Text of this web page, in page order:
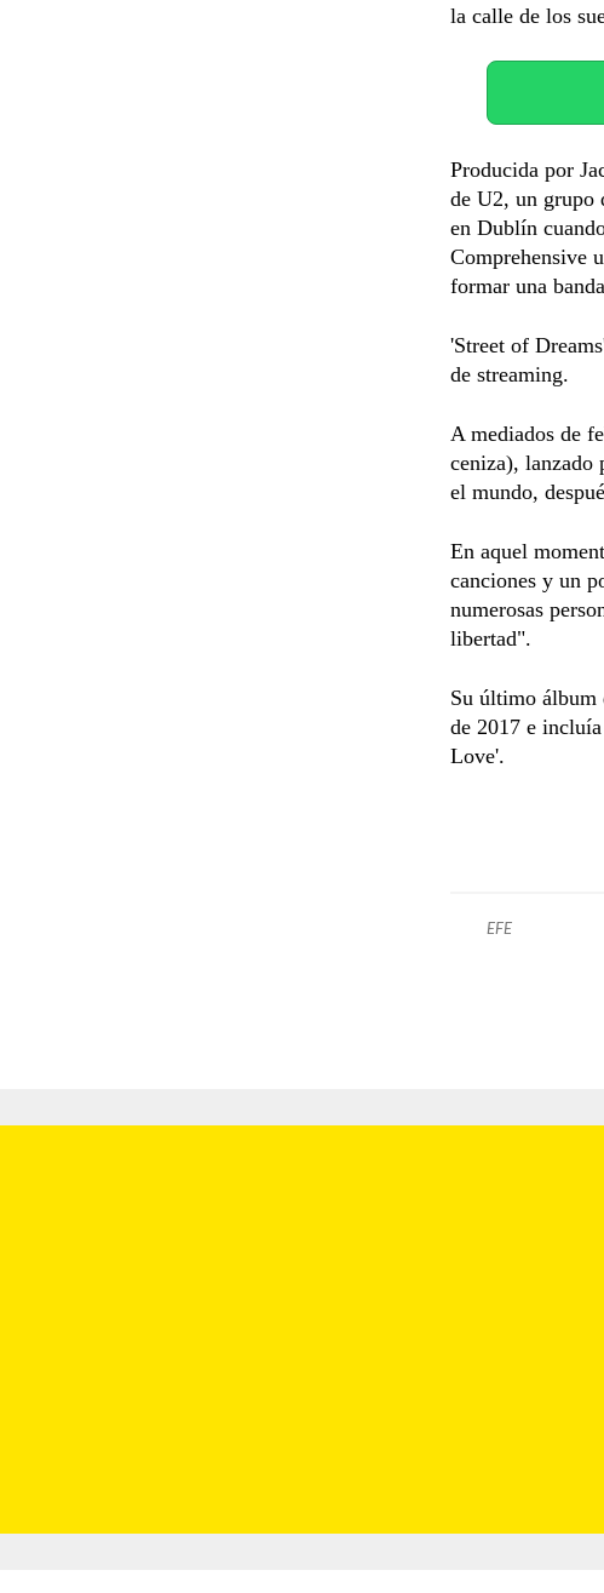
la calle de los
Producida por
de U2, un grupo
en Dublín
Comprehensive
formar una
'Street of
de streaming.
A mediados de
ceniza), lanzado
el mundo,
En aquel
canciones y un
numerosas
libertad".
Su último álbum
de 2017 e
Love'.
EFE